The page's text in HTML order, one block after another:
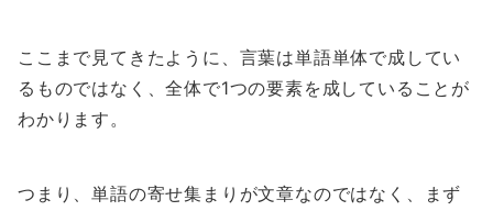
ここまで見てきたように、言葉は単語単体で成してい
るものではなく、全体で1つの要素を成していることが
わかります。
つまり、単語の寄せ集まりが文章なのではなく、まず